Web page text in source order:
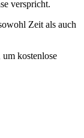
verspricht.
Zeit als auch
kostenlose